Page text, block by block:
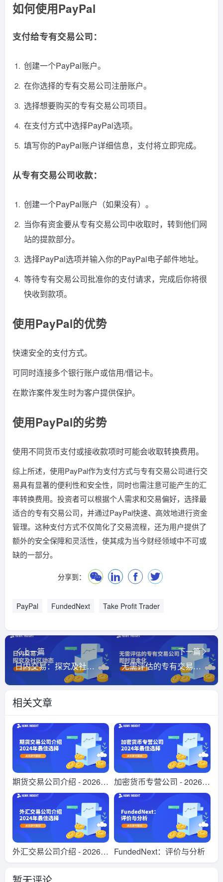
如何使用PayPal
支付给专有交易公司：
创建一个PayPal账户。
在你选择的专有交易公司注册账户。
选择想要购买的专有交易公司项目。
在支付方式中选择PayPal选项。
填写你的PayPal账户详细信息，支付将立即完成。
从专有交易公司收款：
创建一个PayPal账户（如果没有）。
当你有资金要从专有交易公司中收取时，转到他们网
站的提款部分。
选择PayPal选项并输入你的PayPal电子邮件地址。
等待专有交易公司批准你的支付请求，完成后你将很
快收到款项。
使用PayPal的优势
快速安全的支付方式。
可同时连接多个银行账户或信用/借记卡。
在欺诈案件发生时为客户提供保护。
使用PayPal的劣势
使用不同货币支付或接收款项时可能会收取转换费用。
综上所述，使用PayPal作为支付方式与专有交易公司进行交
易具有显著的便利性和安全性，同时也需注意可能产生的汇
率转换费用。投资者可以根据个人需求和交易偏好，选择最
适合的专有交易公司，并通过PayPal快速、高效地进行资金
管理。这种支付方式不仅简化了交易流程，还为用户提供了
额外的安全保障和灵活性，使其成为当今财经领域中不可或
缺的一部分。
分享到：
PayPal FundedNext Take Profit Trader
上一篇
日内交易：探究及社区动态
下一篇
无需评估的专有交易公司 - 即时资金化
相关文章
期货交易公司介绍 - 2026年
最佳选择
加密货币专营公司 - 2026年
最佳选择
外汇交易公司介绍 - 2026年
最佳选择
FundedNext：评价与分析